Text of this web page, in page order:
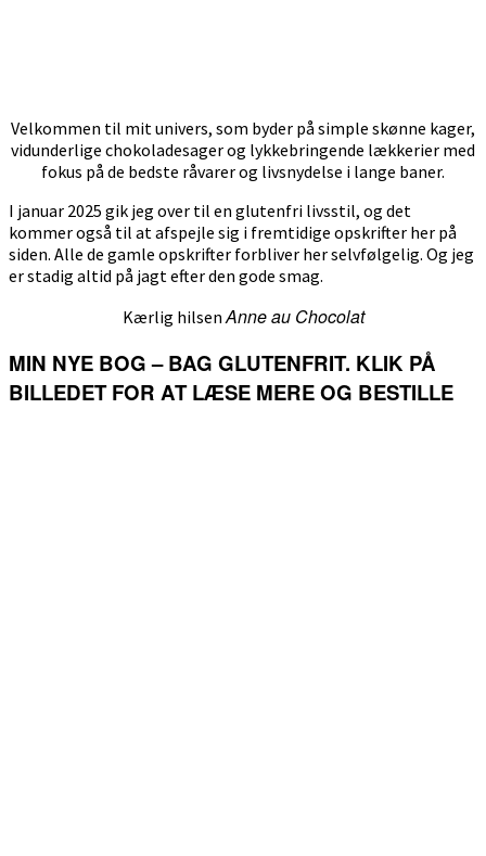
Velkommen til mit univers, som byder på simple skønne kager,
vidunderlige chokoladesager og lykkebringende lækkerier med
fokus på de bedste råvarer og livsnydelse i lange baner.
I januar 2025 gik jeg over til en glutenfri livsstil, og det
kommer også til at afspejle sig i fremtidige opskrifter her på
siden. Alle de gamle opskrifter forbliver her selvfølgelig. Og jeg
er stadig altid på jagt efter den gode smag.
Kærlig hilsen Anne au Chocolat
MIN NYE BOG – BAG GLUTENFRIT. KLIK PÅ
BILLEDET FOR AT LÆSE MERE OG BESTILLE